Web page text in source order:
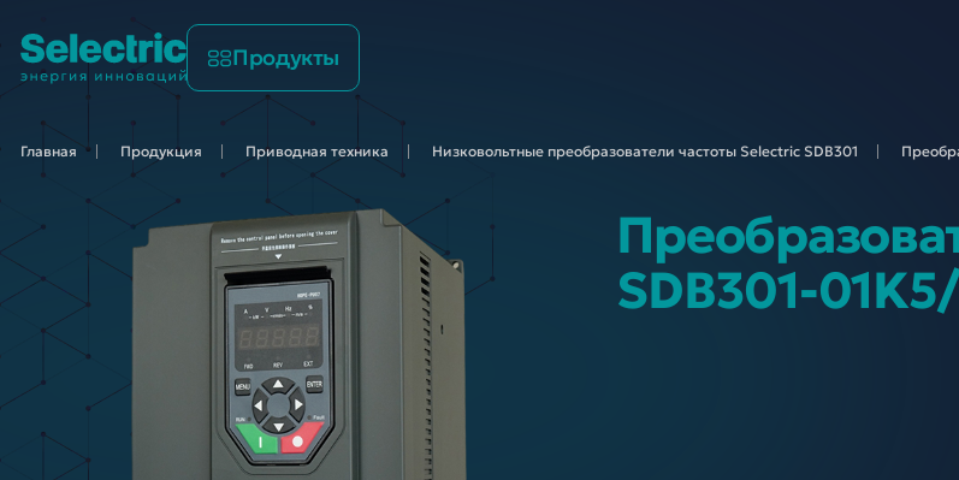
Продукты
Главная Продукция Приводная техника Низковольтные преобразователи частоты Selectric SDB301
SDB301-